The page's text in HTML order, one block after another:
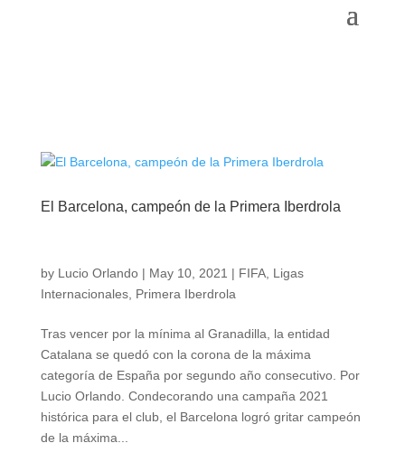
El Barcelona, campeón de la Primera Iberdrola
by Lucio Orlando| May 10, 2021 | FIFA, Ligas
Internacionales, Primera Iberdrola
Tras vencer por la mínima al Granadilla, la entidad
Catalana se quedó con la corona de la máxima
categoría de España por segundo año consecutivo. Por
Lucio Orlando. Condecorando una campaña 2021
histórica para el club, el Barcelona logró gritar campeón
de la máxima...